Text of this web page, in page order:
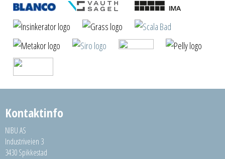
Kontaktinfo
NIBU AS
Industriveien 3
3430 Spikkestad